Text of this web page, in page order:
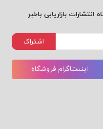
بازاریابی باخبر
اشتراک
اینستاگرام فروشگاه